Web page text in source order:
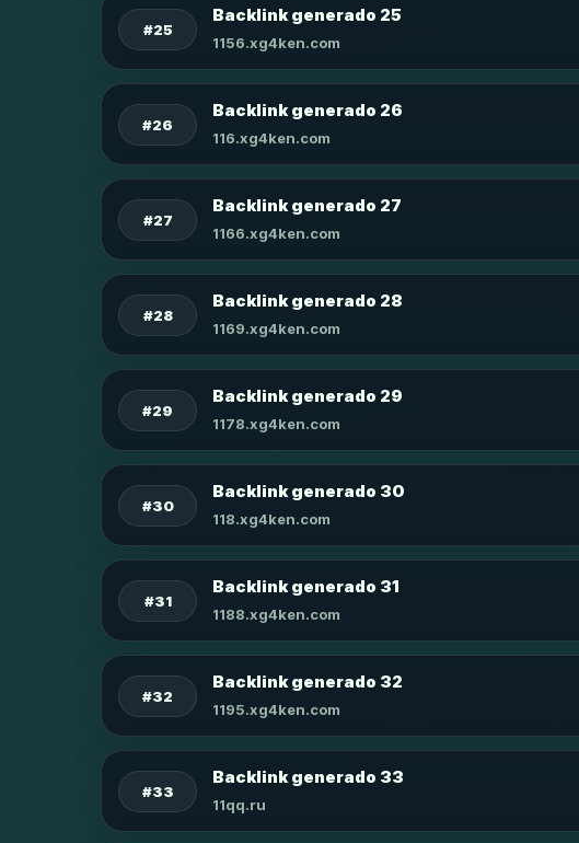
#25
Backlink generado 25
1156.xg4ken.com
#26
Backlink generado 26
116.xg4ken.com
#27
Backlink generado 27
1166.xg4ken.com
#28
Backlink generado 28
1169.xg4ken.com
#29
Backlink generado 29
1178.xg4ken.com
#30
Backlink generado 30
118.xg4ken.com
#31
Backlink generado 31
1188.xg4ken.com
#32
Backlink generado 32
1195.xg4ken.com
#33
Backlink generado 33
11qq.ru